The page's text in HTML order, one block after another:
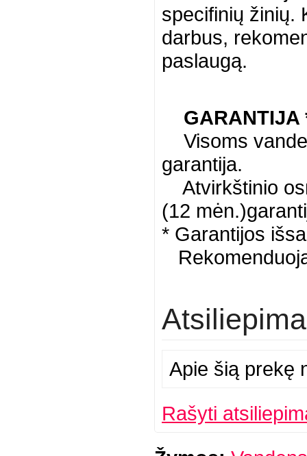
specifinių žinių.
darbus,
paslaugą.
GARANTIJA
Visoms
garantija.
Atvirkštinio
(12
* Garantijos
Apie šią prekę
Rašyti